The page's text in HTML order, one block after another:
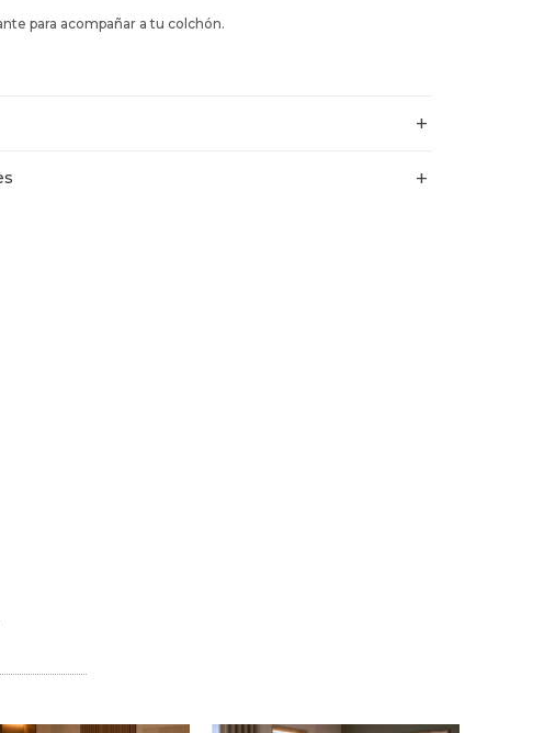
para acompañar a tu colchón.